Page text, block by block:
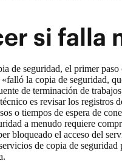
si falla
de seguridad, el primer paso
la copia de seguridad,
de terminación de
es revisar los
o tiempos de espera de
a menudo requiere
bloqueado el acceso del
de copia de